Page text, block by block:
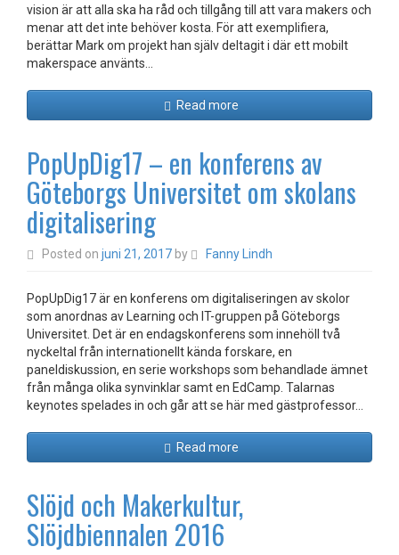
vision är att alla ska ha råd och tillgång till att vara makers och
menar att det inte behöver kosta. För att exemplifiera,
berättar Mark om projekt han själv deltagit i där ett mobilt
makerspace använts…
Read more
PopUpDig17 – en konferens av
Göteborgs Universitet om skolans
digitalisering
Posted on juni 21, 2017 by Fanny Lindh
PopUpDig17 är en konferens om digitaliseringen av skolor
som anordnas av Learning och IT-gruppen på Göteborgs
Universitet. Det är en endagskonferens som innehöll två
nyckeltal från internationellt kända forskare, en
paneldiskussion, en serie workshops som behandlade ämnet
från många olika synvinklar samt en EdCamp. Talarnas
keynotes spelades in och går att se här med gästprofessor…
Read more
Slöjd och Makerkultur,
Slöjdbiennalen 2016